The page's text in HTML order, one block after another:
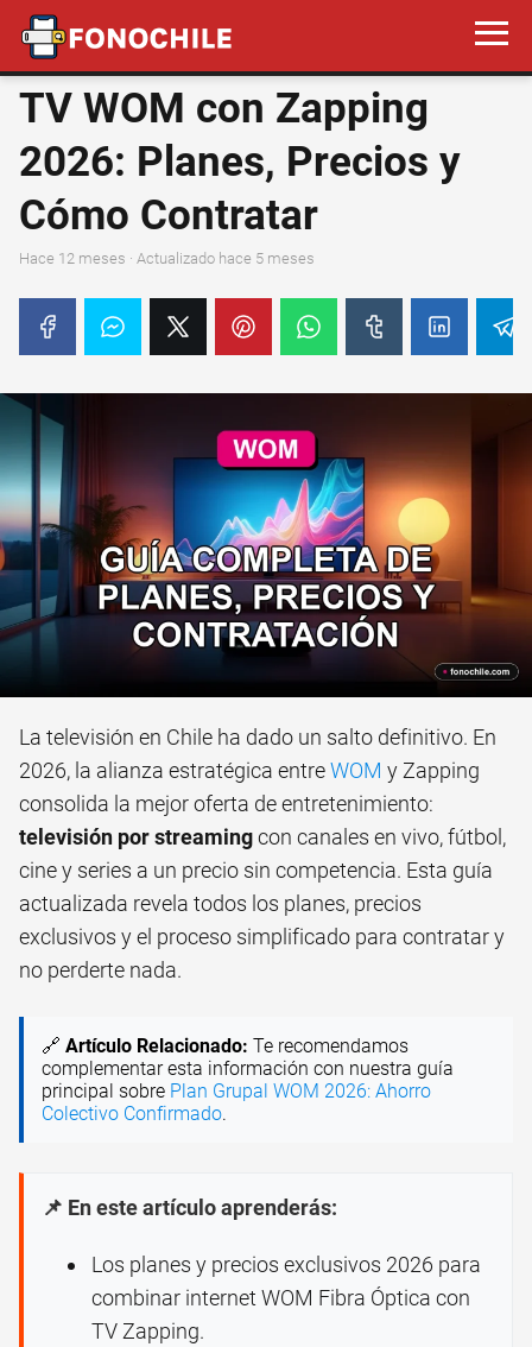
TV WOM con Zapping
2026: Planes, Precios y
Cómo Contratar
hace 12 meses · Actualizado hace 5 meses
La televisión en Chile ha dado un salto definitivo. En
2026, la alianza estratégica entreWOM y Zapping
consolida la mejor oferta de entretenimiento:
televisión por streamingcon canales en vivo, fútbol,
cine y series a un precio sin competencia. Esta guía
actualizada revela todos los planes, precios
exclusivos y el proceso simplificado para contratar y
no perderte nada.
🔗 Artículo Relacionado: Te recomendamos
complementar esta información con nuestra guía
principal sobre Plan Grupal WOM 2026: Ahorro
Colectivo Confirmado.
📌 En este artículo aprenderás:
Los planes y precios exclusivos 2026 para
combinar internet WOM Fibra Óptica con
TV Zapping.